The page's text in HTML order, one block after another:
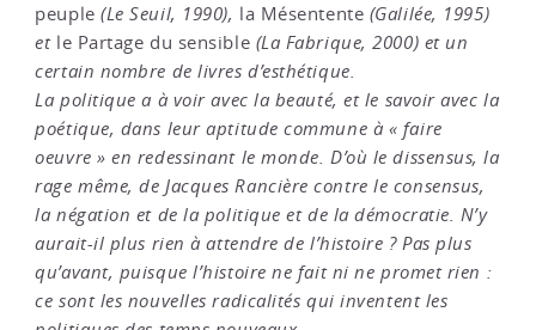
peuple (Le Seuil, 1990), la Mésentente (Galilée, 1995)
et le Partage du sensible (La Fabrique, 2000) et un
certain nombre de livres d’esthétique.
La politique a à voir avec la beauté, et le savoir avec la
poétique, dans leur aptitude commune à « faire
oeuvre » en redessinant le monde. D’où le dissensus, la
rage même, de Jacques Rancière contre le consensus,
la négation et de la politique et de la démocratie. N’y
aurait-il plus rien à attendre de l’histoire ? Pas plus
qu’avant, puisque l’histoire ne fait ni ne promet rien :
ce sont les nouvelles radicalités qui inventent les